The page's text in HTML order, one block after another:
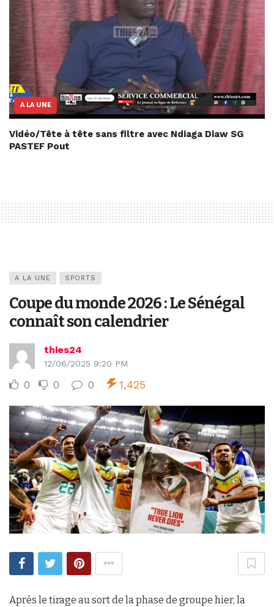
A LA UNE
Vidéo/Tête à tête sans filtre avec Ndiaga Diaw SG
PASTEF Pout
A LA UNE SPORTS
Coupe du monde 2026 : Le Sénégal
connaît son calendrier
thies24
12/06/2025 9:20 PM
0 0 0 1,425
Après le tirage au sort de la phase de groupe hier, la